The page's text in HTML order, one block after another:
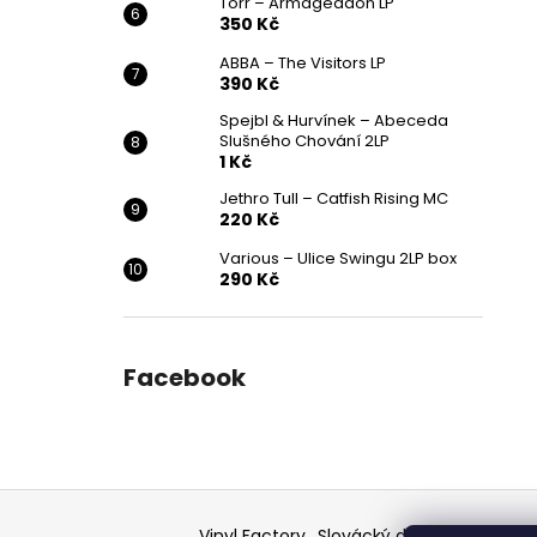
350 Kč
ABBA – The Visitors LP
390 Kč
Spejbl & Hurvínek – Abeceda
Slušného Chování 2LP
1 Kč
Jethro Tull – Catfish Rising MC
220 Kč
Various ‎– Ulice Swingu 2LP box
290 Kč
Facebook
Z